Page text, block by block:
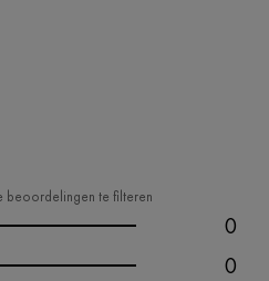
beoordelingen te filteren
0
0